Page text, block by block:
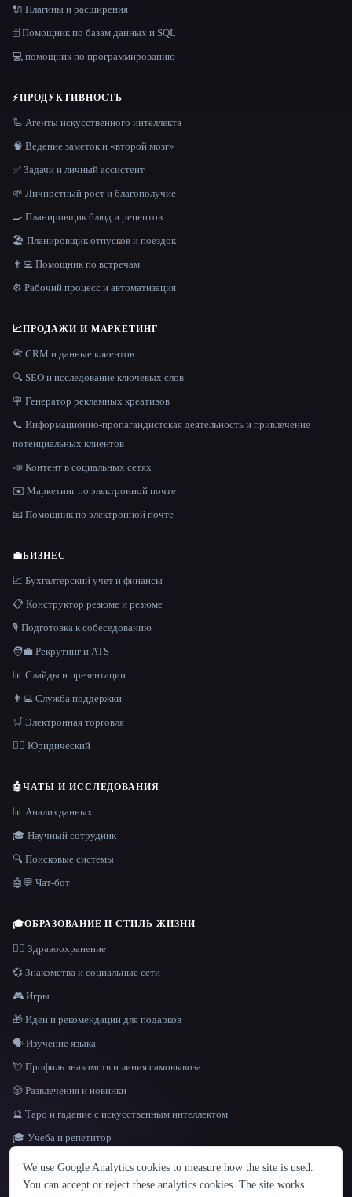
ЯЗЫК
English español Français Русский 简体中文
🔌 Плагины и расширения
🗄️ Помощник по базам данных и SQL
💻 помощник по программированию
⚡ПРОДУКТИВНОСТЬ
🦾 Агенты искусственного интеллекта
🧠 Ведение заметок и «второй мозг»
✅ Задачи и личный ассистент
🌱 Личностный рост и благополучие
🍳 Планировщик блюд и рецептов
🏖 Планировщик отпусков и поездок
👨‍💻 Помощник по встречам
⚙️ Рабочий процесс и автоматизация
📈ПРОДАЖИ И МАРКЕТИНГ
📇 CRM и данные клиентов
🔍 SEO и исследование ключевых слов
🪧 Генератор рекламных креативов
📞 Информационно-пропагандистская деятельность и привлечение
потенциальных клиентов
📣 Контент в социальных сетях
✉️ Маркетинг по электронной почте
📧 Помощник по электронной почте
💼БИЗНЕС
📈 Бухгалтерский учет и финансы
📋 Конструктор резюме и резюме
🎙️ Подготовка к собеседованию
🧑‍💼 Рекрутинг и ATS
📊 Слайды и презентации
👨‍💻 Служба поддержки
🛒 Электронная торговля
👩‍⚖️ Юридический
🤖ЧАТЫ И ИССЛЕДОВАНИЯ
📊 Анализ данных
🎓 Научный сотрудник
🔍 Поисковые системы
🤖💬 Чат-бот
🎓ОБРАЗОВАНИЕ И СТИЛЬ ЖИЗНИ
👩‍⚕️ Здравоохранение
💞 Знакомства и социальные сети
🎮 Игры
🎁 Идеи и рекомендации для подарков
🗣️ Изучение языка
💘 Профиль знакомств и линия самовывоза
🎲 Развлечения и новинки
🔮 Таро и гадание с искусственным интеллектом
🎓 Учеба и репетитор
We use Google Analytics cookies to measure how the site is used.
You can accept or reject these analytics cookies. The site works